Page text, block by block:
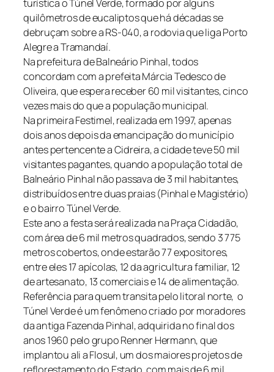
turística o Túnel Verde, formado por alguns
quilômetros de eucaliptos que há décadas se
debruçam sobre a RS-040, a rodovia que liga Porto
Alegre a Tramandaí.
Na prefeitura de Balneário Pinhal, todos
concordam com a prefeita Márcia Tedesco de
Oliveira, que espera receber 60 mil visitantes, cinco
vezes mais do que a população municipal.
Na primeira Festimel, realizada em 1997, apenas
dois anos depois da emancipação do município
antes pertencente a Cidreira, a cidade teve 50 mil
visitantes pagantes, quando a população total de
Balneário Pinhal não passava de 3 mil habitantes,
distribuídos entre duas praias (Pinhal e Magistério)
e o bairro Túnel Verde.
Este ano a festa será realizada na Praça Cidadão,
com área de 6 mil metros quadrados, sendo 3 775
metros cobertos, onde estarão 77 expositores,
entre eles 17 apícolas, 12 da agricultura familiar, 12
de artesanato, 13 comerciais e 14 de alimentação.
Referência para quem transita pelo litoral norte, o
Túnel Verde é um fenômeno criado por moradores
da antiga Fazenda Pinhal, adquirida no final dos
anos 1960 pelo grupo Renner Hermann, que
implantou ali a Flosul, um dos maiores projetos de